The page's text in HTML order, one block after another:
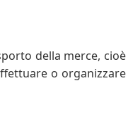
della merce, cioè
o organizzare